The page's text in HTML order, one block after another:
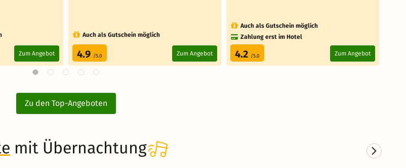
Zum Angebot
Auch als Gutschein möglich
4.9 /5.0 Zum Angebot
Auch als Gutschein möglich
Zahlung erst im Hotel
4.2 /5.0 Zum Angebot
Zu den Top-Angeboten
mit Übernachtung